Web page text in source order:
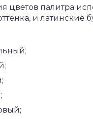
цветов палитра
и латинские